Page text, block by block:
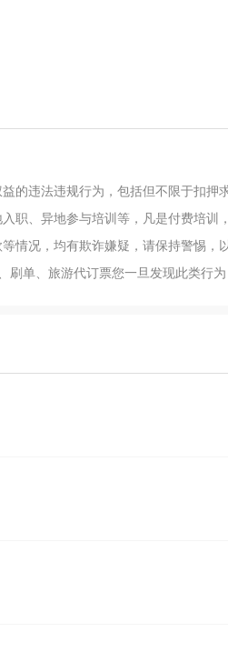
的违法违规行为，包括但不限于扣押
职、异地参与培训等，凡是付费培训
情况，均有欺诈嫌疑，请保持警惕，
刷单、旅游代订票您一旦发现此类行为